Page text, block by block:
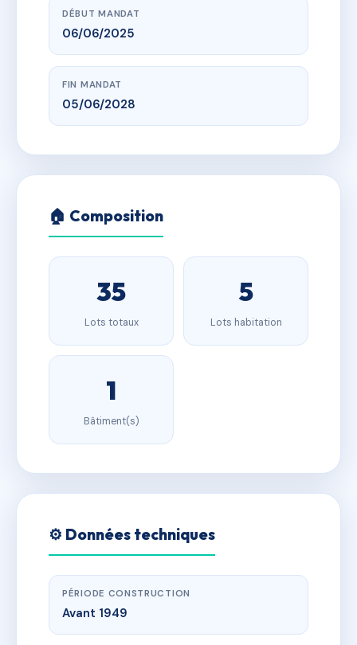
DÉBUT MANDAT
06/06/2025
FIN MANDAT
05/06/2028
🏠 Composition
35
Lots totaux
5
Lots habitation
1
Bâtiment(s)
⚙️ Données techniques
PÉRIODE CONSTRUCTION
Avant 1949